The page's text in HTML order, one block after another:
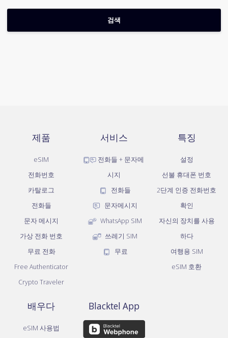
제품
eSIM
전화번호
카탈로그
전화들
문자 메시지
가상 전화 번호
무료 전화
Free Authenticator
Crypto Traveler
서비스
전화들 + 문자메
시지
전화들
문자메시지
WhatsApp SIM
쓰레기 SIM
무료
특징
설정
선불 휴대폰 번호
2단계 인증 전화번호
확인
자신의 장치를 사용
하다
여행용 SIM
eSIM 호환
배우다
eSIM 사용법
Blacktel App